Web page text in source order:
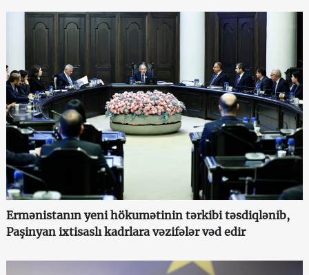
Ermənistanın yeni hökumətinin tərkibi təsdiqlənib,
Paşinyan ixtisaslı kadrlara vəzifələr vəd edir